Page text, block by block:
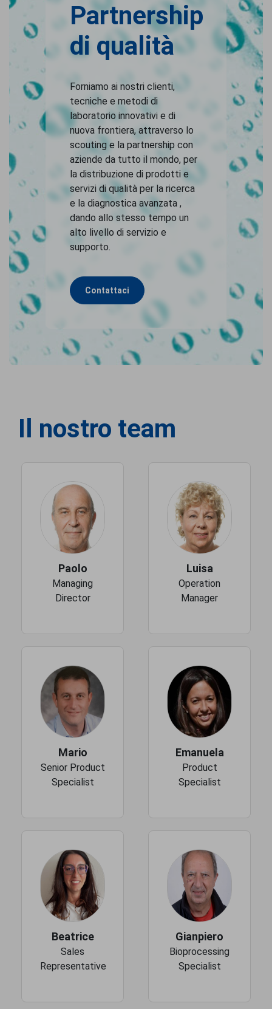
Partnership
di qualità
Forniamo ai nostri clienti,
tecniche e metodi di
laboratorio innovativi e di
nuova frontiera, attraverso lo
scouting e la partnership con
aziende da tutto il mondo, per
la distribuzione di prodotti e
servizi di qualità per la ricerca
e la diagnostica avanzata ,
dando allo stesso tempo un
alto livello di servizio e
supporto.
Contattaci
Il nostro team
Paolo
Managing
Director
Luisa
Operation
Manager
Mario
Senior Product
Specialist
Emanuela
Product
Specialist
Beatrice
Sales
Representative
Gianpiero
Bioprocessing
Specialist